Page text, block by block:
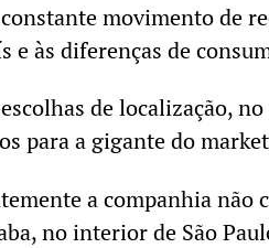
constante movimento de
e às diferenças de
de localização,
para a gigante do
a companhia não
no interior de São